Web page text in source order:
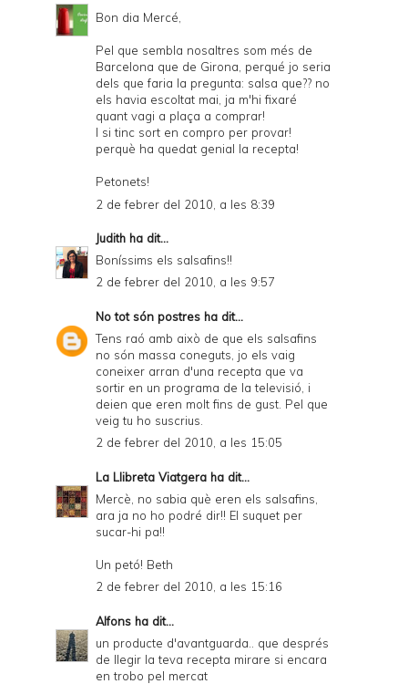
Bon dia Mercé,
Pel que sembla nosaltres som més de
Barcelona que de Girona, perqué jo seria
dels que faria la pregunta: salsa que?? no
els havia escoltat mai, ja m'hi fixaré
quant vagi a plaça a comprar!
I si tinc sort en compro per provar!
perquè ha quedat genial la recepta!
Petonets!
2 de febrer del 2010, a les 8:39
Judith ha dit...
Boníssims els salsafins!!
2 de febrer del 2010, a les 9:57
No tot són postres ha dit...
Tens raó amb això de que els salsafins
no són massa coneguts, jo els vaig
coneixer arran d'una recepta que va
sortir en un programa de la televisió, i
deien que eren molt fins de gust. Pel que
veig tu ho suscrius.
2 de febrer del 2010, a les 15:05
La Llibreta Viatgera ha dit...
Mercè, no sabia què eren els salsafins,
ara ja no ho podré dir!! El suquet per
sucar-hi pa!!
Un petó! Beth
2 de febrer del 2010, a les 15:16
Alfons ha dit...
un producte d'avantguarda.. que després
de llegir la teva recepta mirare si encara
en trobo pel mercat